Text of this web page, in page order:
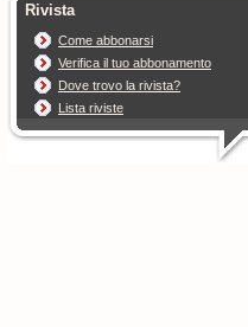
Rivista
Come abbonarsi
Verifica il tuo abbonamento
Dove trovo la rivista?
Lista riviste